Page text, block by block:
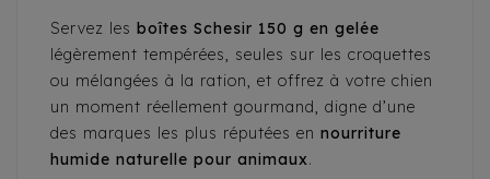
Servez les boîtes Schesir 150 g en gelée
légèrement tempérées, seules sur les croquettes
ou mélangées à la ration, et offrez à votre chien
un moment réellement gourmand, digne d’une
des marques les plus réputées en nourriture
humide naturelle pour animaux.